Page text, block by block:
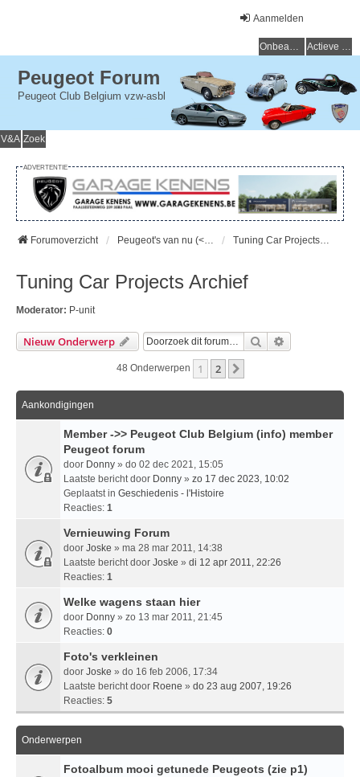
Aanmelden
Onbeantwoorde onderwerpen Actieve onderwerpen
Peugeot Forum
Peugeot Club Belgium vzw-asbl
V&A Zoek
ADVERTENTIE
Forumoverzicht Peugeot's van nu (< 15 jaar) - Peugeot d'aujourd'hui (< 15 ans) Tuning Car Projects Archief
Tuning Car Projects Archief
Moderator: P-unit
Nieuw Onderwerp Zoek
48 Onderwerpen 1 2
Aankondigingen
Member ->> Peugeot Club Belgium (info) member
Peugeot forum
door Donny » do 02 dec 2021, 15:05
Laatste bericht door Donny » zo 17 dec 2023, 10:02
Geplaatst in Geschiedenis - l'Histoire
Reacties: 1
Vernieuwing Forum
door Joske » ma 28 mar 2011, 14:38
Laatste bericht door Joske » di 12 apr 2011, 22:26
Reacties: 1
Welke wagens staan hier
door Donny » zo 13 mar 2011, 21:45
Reacties: 0
Foto's verkleinen
door Joske » do 16 feb 2006, 17:34
Laatste bericht door Roene » do 23 aug 2007, 19:26
Reacties: 5
Onderwerpen
Fotoalbum mooi getunede Peugeots (zie p1)